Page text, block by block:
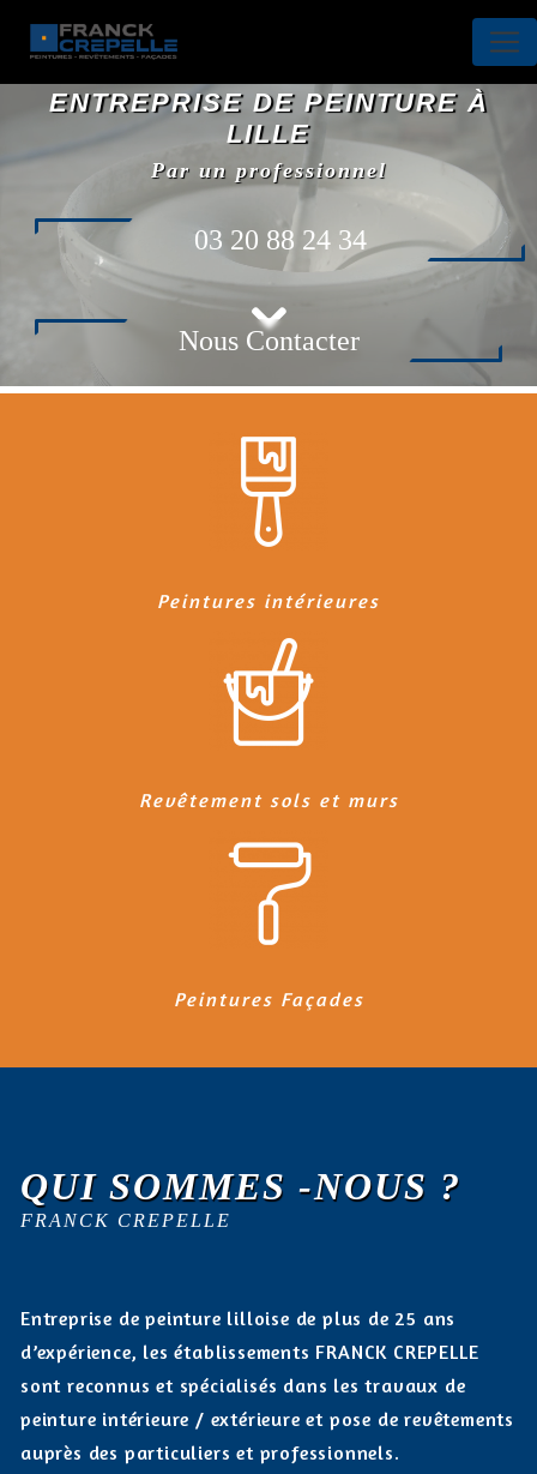
ENTREPRISE DE PEINTURE À
LILLE
Par un professionnel
03 20 88 24 34
Nous Contacter
Peintures intérieures
Revêtement sols et murs
Peintures Façades
QUI SOMMES -NOUS ?
FRANCK CREPELLE
Entreprise de peinture lilloise de plus de 25 ans
d’expérience, les établissements FRANCK CREPELLE
sont reconnus et spécialisés dans les travaux de
peinture intérieure / extérieure et pose de revêtements
auprès des particuliers et professionnels.